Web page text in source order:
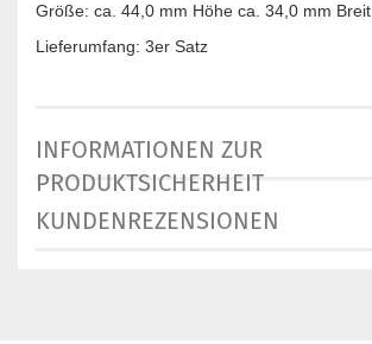
Größe: ca. 44,0 mm Höhe ca. 34,0 mm Breit
Lieferumfang: 3er Satz
INFORMATIONEN ZUR
PRODUKTSICHERHEIT
KUNDENREZENSIONEN